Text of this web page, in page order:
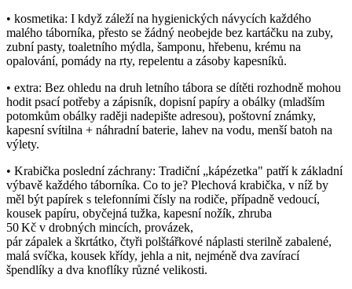
• kosmetika: I když záleží na hygienických návycích každého
malého táborníka, přesto se žádný neobejde bez kartáčku na zuby,
zubní pasty, toaletního mýdla, šamponu, hřebenu, krému na
opalování, pomády na rty, repelentu a zásoby kapesníků.
• extra: Bez ohledu na druh letního tábora se dítěti rozhodně mohou
hodit psací potřeby a zápisník, dopisní papíry a obálky (mladším
potomkům obálky raději nadepište adresou), poštovní známky,
kapesní svítilna + náhradní baterie, lahev na vodu, menší batoh na
výlety.
• Krabička poslední záchrany: Tradiční „kápézetka" patří k základní
výbavě každého táborníka. Co to je? Plechová krabička, v níž by
měl být papírek s telefonními čísly na rodiče, případně vedoucí,
kousek papíru, obyčejná tužka, kapesní nožík, zhruba
50 Kč v drobných mincích, provázek,
pár zápalek a škrtátko, čtyři polštářkové náplasti sterilně zabalené,
malá svíčka, kousek křídy, jehla a nit, nejméně dva zavírací
špendlíky a dva knoflíky různé velikosti.